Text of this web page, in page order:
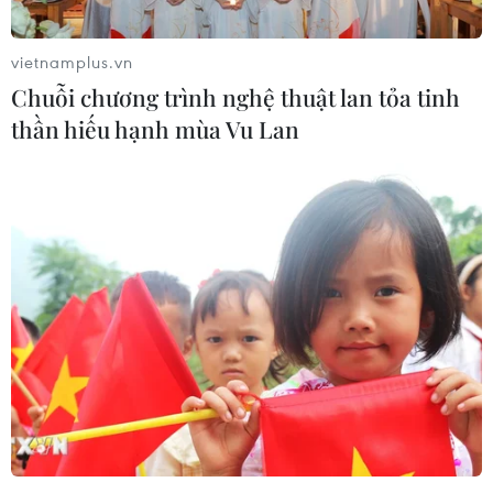
Triều Tiên xác nhận thả sinh viên người
Mỹ Otto Warmbier
15/06/2017 06:34
Triều Tiên xác nhận nước này đã thả sinh viên người Mỹ
Otto Warmbier "với lý do nhân đạo" sau khi sinh viên
này bị bị giam giữ trong vòng 17 tháng.
vietnamplus.vn
Chuỗi chương trình nghệ thuật lan tỏa tinh
thần hiếu hạnh mùa Vu Lan